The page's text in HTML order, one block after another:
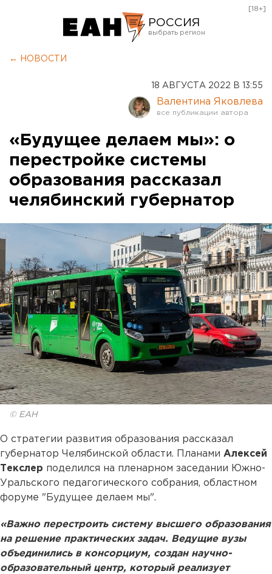
РОССИЯ
Оренбург
[18+]
← НОВОСТИ
18 АВГУСТА 2022 В 13:55
Валентина Яковлева
«Будущее делаем мы»: о
перестройке системы
образования рассказал
челябинский губернатор
© ЕАН
О стратегии развития образования рассказал
губернатор Челябинской области. Планами Алексей
Текслер поделился на пленарном заседании Южно-
Уральского педагогического собрания, областном
форуме "Будущее делаем мы".
«Важно перестроить систему высшего образования
на решение практических задач. Ведущие вузы
объединились в консорциум, создан научно-
образовательный центр, который реализует